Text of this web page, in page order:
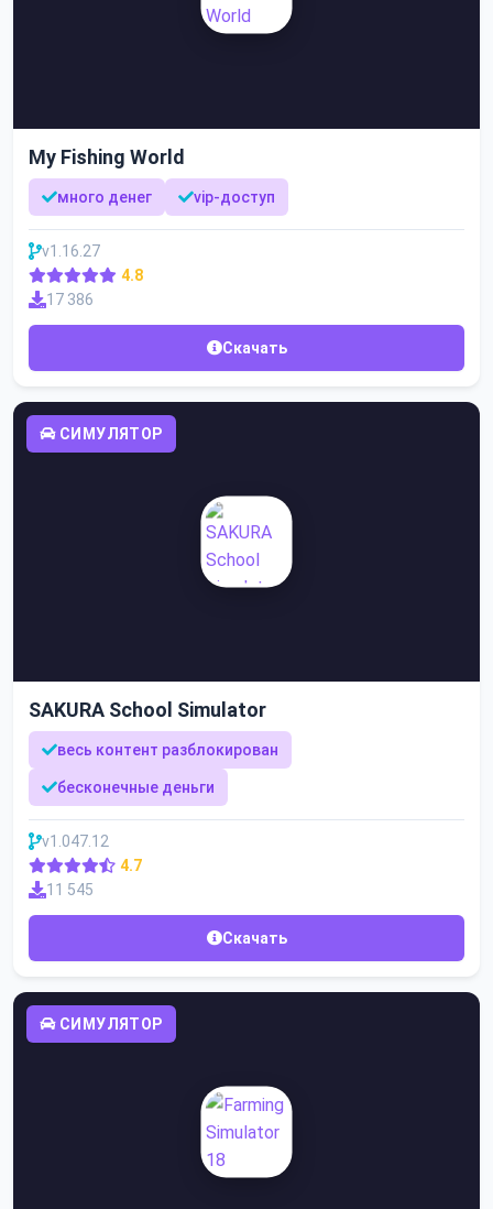
My Fishing World
много денег vip-доступ
v1.16.27
4.8
17 386
Скачать
СИМУЛЯТОР
SAKURA School Simulator
весь контент разблокирован
бесконечные деньги
v1.047.12
4.7
11 545
Скачать
СИМУЛЯТОР